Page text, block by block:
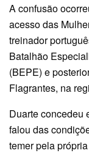
A confusão
acesso das
treinador
Batalhão
(BEPE) e
Flagrantes, na
Duarte concedeu
falou das
temer pela